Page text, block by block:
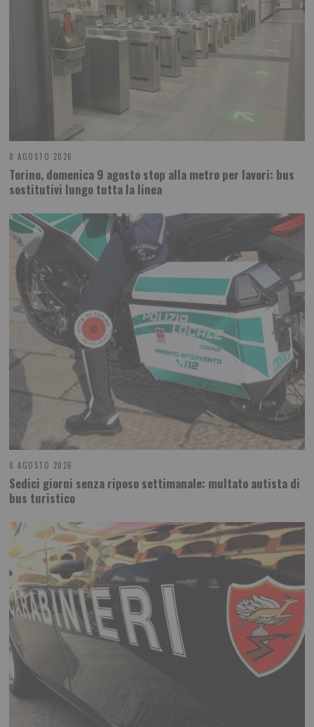
8 AGOSTO 2026
Torino, domenica 9 agosto stop alla metro per lavori: bus
sostitutivi lungo tutta la linea
8 AGOSTO 2026
Sedici giorni senza riposo settimanale: multato autista di
bus turistico